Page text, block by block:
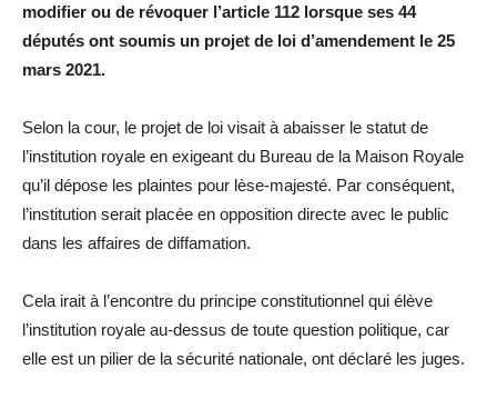
modifier ou de révoquer l’article 112 lorsque ses 44
députés ont soumis un projet de loi d’amendement le 25
mars 2021.
Selon la cour, le projet de loi visait à abaisser le statut de
l’institution royale en exigeant du Bureau de la Maison Royale
qu’il dépose les plaintes pour lèse-majesté. Par conséquent,
l’institution serait placée en opposition directe avec le public
dans les affaires de diffamation.
Cela irait à l’encontre du principe constitutionnel qui élève
l’institution royale au-dessus de toute question politique, car
elle est un pilier de la sécurité nationale, ont déclaré les juges.